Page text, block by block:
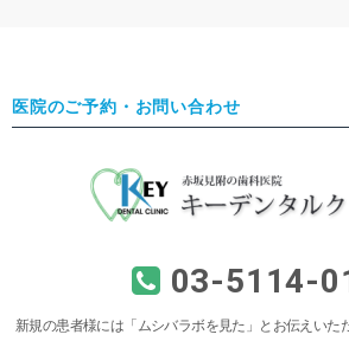
医院のご予約・お問い合わせ
03-5114-
新規の患者様には「ムシバラボを見た」とお伝えいた